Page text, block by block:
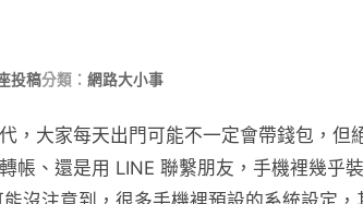
投稿分類： 網路大小事
，大家每天出門可能不一定會帶錢包，但
帳、還是用 LINE 聯繫朋友，手機裡幾乎